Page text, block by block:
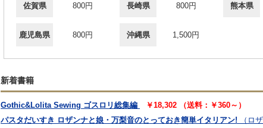
佐賀県 800円 長崎県 800円 熊本県
鹿児島県 800円 沖縄県 1,500円
新着書籍
Gothic&Lolita Sewing ゴスロリ総集編
￥18,302 （送料：￥360～）
パスタだいすき ロザンナと娘・万梨音のとっておき簡単イタリアン!
（ロ